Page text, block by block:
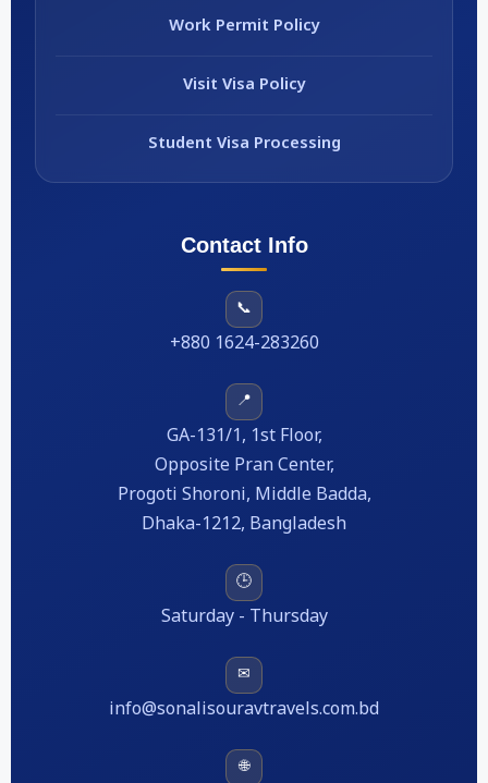
Work Permit Policy
Visit Visa Policy
Student Visa Processing
Contact Info
📞
+880 1624-283260
📍
GA-131/1, 1st Floor,
Opposite Pran Center,
Progoti Shoroni, Middle Badda,
Dhaka-1212, Bangladesh
🕒
Saturday - Thursday
✉
info@sonalisouravtravels.com.bd
🌐